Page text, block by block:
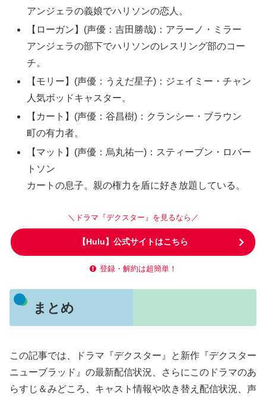
アンジェラの義娘でハリソンの恋人。
【ローガン】(声優：吉田勝哉)：アラーノ・ミラー
アンジェラの部下でハリソンのレスリング部のコー
チ。
【モリー】(声優：うえだ星子)：ジェイミー・チャン
人気ボッドキャスター。
【カート】(声優：谷昌樹)：クランシー・ブラウン
町の有力者。
【マット】(声優：烏丸祐一)：スティーブン・ロバー
トソン
カートの息子。親の権力を盾に好き放題している。
＼ドラマ『デクスター』を見るなら／
【Hulu】公式サイトはこちら
登録・解約は超簡単！
まとめ
この記事では、ドラマ『デクスター』と新作『デクスター
ニューブラッド』の最新配信状況、さらにこのドラマのあ
らすじ＆みどころ、キャスト情報や吹き替え配信状況、声